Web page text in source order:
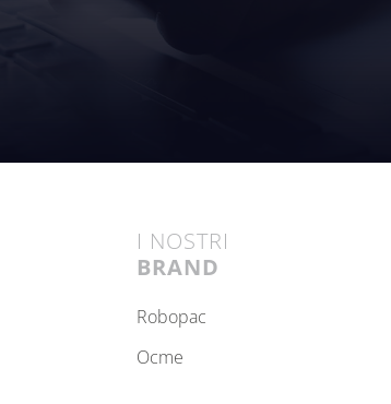
I NOSTRI
BRAND
robopac
ocme